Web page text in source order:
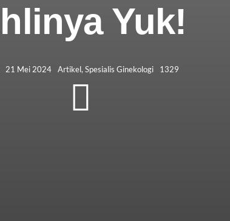
Yuk!
21 Mei 2024 Artikel, Spesialis Ginekologi 1329